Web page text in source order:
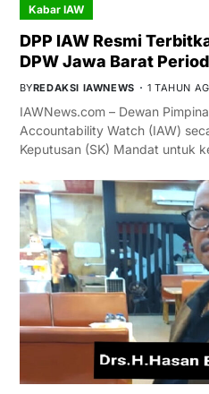
Kabar IAW
DPP IAW Resmi
DPW Jawa Barat
BYREDAKSI IAWNEWS 1 TAHUN
IAWNews.com – Dewan
Accountability Watch (IAW)
Keputusan (SK) Mandat untuk